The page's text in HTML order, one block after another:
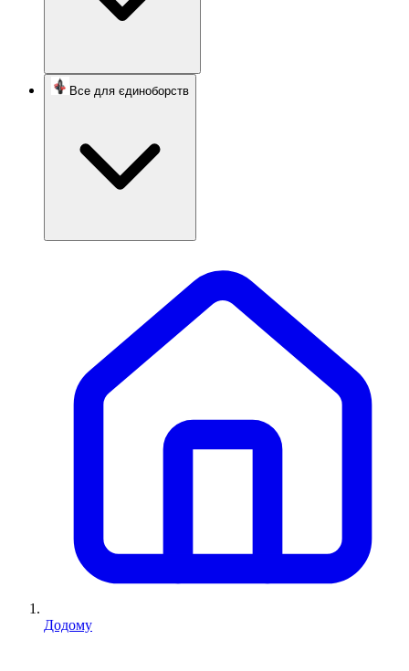
Все для єдиноборств
Додому